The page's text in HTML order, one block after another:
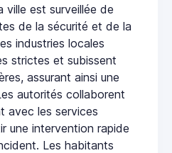
ville est surveillée de
de la sécurité et de la
industries locales
strictes et subissent
assurant ainsi une
autorités collaborent
avec les services
une intervention rapide
Les habitants